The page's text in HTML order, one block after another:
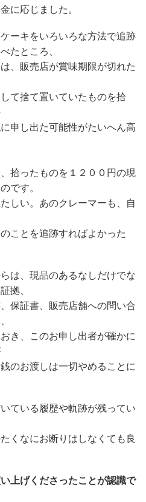
に応じました。
ーキをいろいろな方法で追跡
たところ、
、販売店が賞味期限が切れた
て捨て置いていたものを拾
申し出た可能性がたいへん高
拾ったものを１２００円の現
です。
しい。あのクレーマーも、自
ことを追跡すればよかった
は、現品のあるなしだけでな
拠、
保証書、販売店舗への問い合
き、このお申し出者が確かに
のお渡しは一切やめることに
ている履歴や軌跡が残ってい
くなにお断りはしなくても良
上げくださったことが認識で